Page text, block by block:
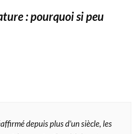
: pourquoi si peu
depuis plus d’un siècle, les